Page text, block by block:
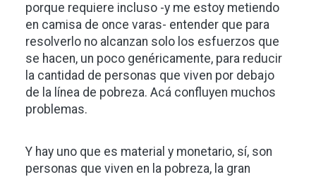
porque requiere incluso -y me estoy metiendo
en camisa de once varas- entender que para
resolverlo no alcanzan solo los esfuerzos que
se hacen, un poco genéricamente, para reducir
la cantidad de personas que viven por debajo
de la línea de pobreza. Acá confluyen muchos
problemas.
Y hay uno que es material y monetario, sí, son
personas que viven en la pobreza, la gran